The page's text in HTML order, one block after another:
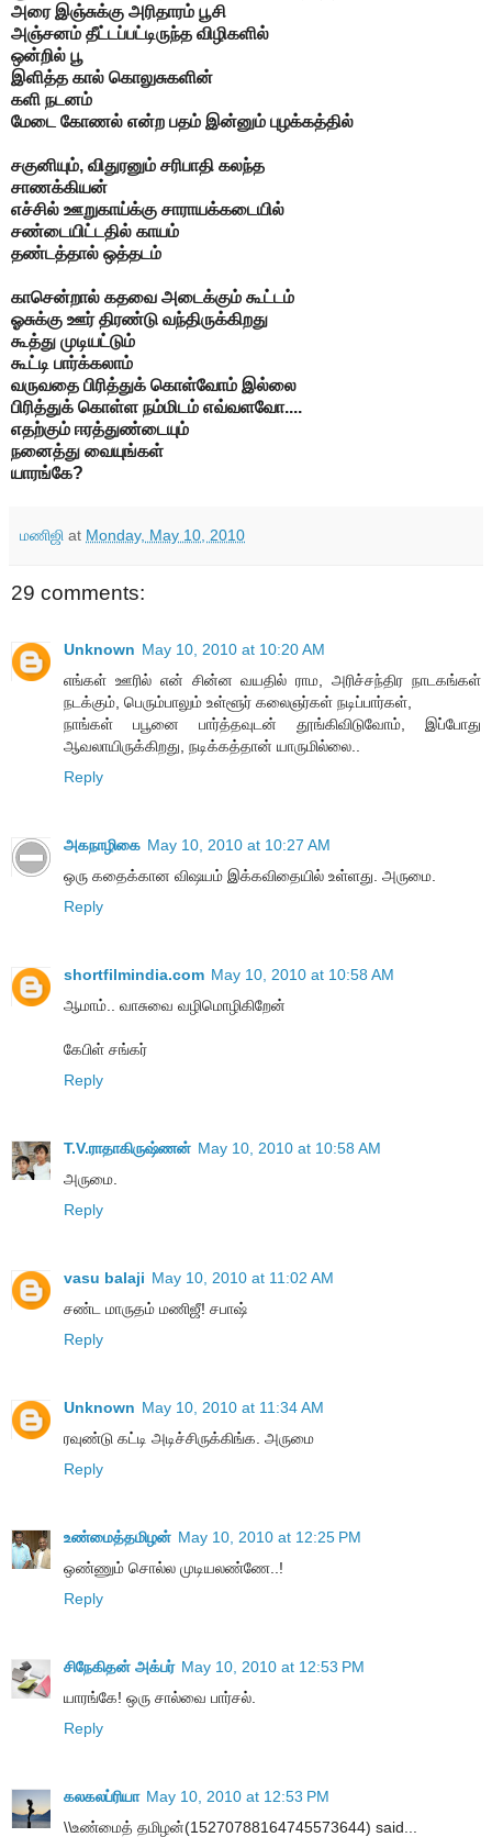
அரை இஞ்சுக்கு அரிதாரம் பூசி
அஞ்சனம் தீட்டப்பட்டிருந்த விழிகளில்
ஒன்றில் பூ
இளித்த கால் கொலுசுகளின்
களி நடனம்
மேடை கோணல் என்ற பதம் இன்னும் புழக்கத்தில்
சகுனியும், விதுரனும் சரிபாதி கலந்த
சாணக்கியன்
எச்சில் ஊறுகாய்க்கு சாராயக்கடையில்
சண்டையிட்டதில் காயம்
தண்டத்தால் ஒத்தடம்
காசென்றால் கதவை அடைக்கும் கூட்டம்
ஓசுக்கு ஊர் திரண்டு வந்திருக்கிறது
கூத்து முடியட்டும்
கூட்டி பார்க்கலாம்
வருவதை பிரித்துக் கொள்வோம் இல்லை
பிரித்துக் கொள்ள நம்மிடம் எவ்வளவோ....
எதற்கும் ஈரத்துண்டையும்
நனைத்து வையுங்கள்
யாரங்கே?
மணிஜி at Monday, May 10, 2010
29 comments:
Unknown May 10, 2010 at 10:20 AM
எங்கள் ஊரில் என் சின்ன வயதில் ராம, அரிச்சந்திர நாடகங்கள்
நடக்கும், பெரும்பாலும் உள்ளூர் கலைஞர்கள் நடிப்பார்கள்,
நாங்கள் பபூனை பார்த்தவுடன் தூங்கிவிடுவோம், இப்போது
ஆவலாயிருக்கிறது, நடிக்கத்தான் யாருமில்லை..
Reply
அகநாழிகை May 10, 2010 at 10:27 AM
ஒரு கதைக்கான விஷயம் இக்கவிதையில் உள்ளது. அருமை.
Reply
shortfilmindia.com May 10, 2010 at 10:58 AM
ஆமாம்.. வாசுவை வழிமொழிகிறேன்
கேபிள் சங்கர்
Reply
T.V.ராதாகிருஷ்ணன் May 10, 2010 at 10:58 AM
அருமை.
Reply
vasu balaji May 10, 2010 at 11:02 AM
சண்ட மாருதம் மணிஜீ! சபாஷ்
Reply
Unknown May 10, 2010 at 11:34 AM
ரவுண்டு கட்டி அடிச்சிருக்கிங்க. அருமை
Reply
உண்மைத்தமிழன் May 10, 2010 at 12:25 PM
ஒண்ணும் சொல்ல முடியலண்ணே..!
Reply
சிநேகிதன் அக்பர் May 10, 2010 at 12:53 PM
யாரங்கே! ஒரு சால்வை பார்சல்.
Reply
கலகலப்ரியா May 10, 2010 at 12:53 PM
\\உண்மைத் தமிழன்(15270788164745573644) said...